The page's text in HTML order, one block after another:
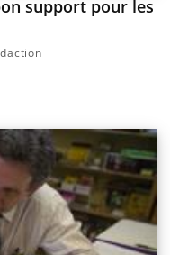
support pour les